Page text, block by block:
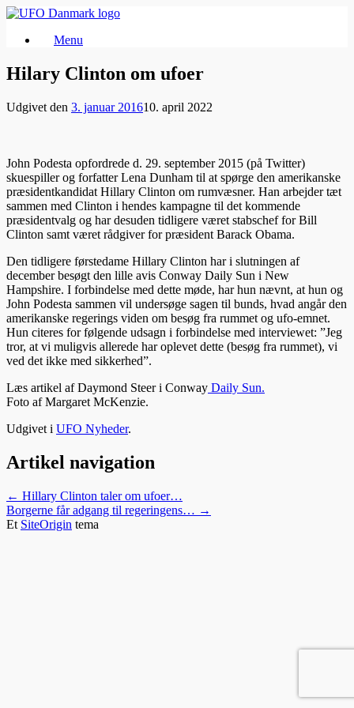
Gå
indhold
Menu
Hilary Clinton om ufoer
Udgivet den 3. januar 201610. april 2022
John Podesta opfordrede d. 29. september 2015 (på Twitter)
skuespiller og forfatter Lena Dunham til at spørge den amerikanske
præsidentkandidat Hillary Clinton om rumvæsner. Han arbejder tæt
sammen med Clinton i hendes kampagne til det kommende
præsidentvalg og har desuden tidligere været stabschef for Bill
Clinton samt været rådgiver for præsident Barack Obama.
Den tidligere førstedame Hillary Clinton har i slutningen af
december besøgt den lille avis Conway Daily Sun i New
Hampshire. I forbindelse med dette møde, har hun nævnt, at hun og
John Podesta sammen vil undersøge sagen til bunds, hvad angår den
amerikanske regerings viden om besøg fra rummet og ufo-emnet.
Hun citeres for følgende udsagn i forbindelse med interviewet: ”Jeg
tror, at vi muligvis allerede har oplevet dette (besøg fra rummet), vi
ved det ikke med sikkerhed”.
Læs artikel af Daymond Steer i Conway Daily Sun.
Foto af Margaret McKenzie.
Udgivet i UFO Nyheder.
Artikel navigation
← Hillary Clinton taler om ufoer…
Borgerne får adgang til regeringens… →
Et SiteOrigin tema